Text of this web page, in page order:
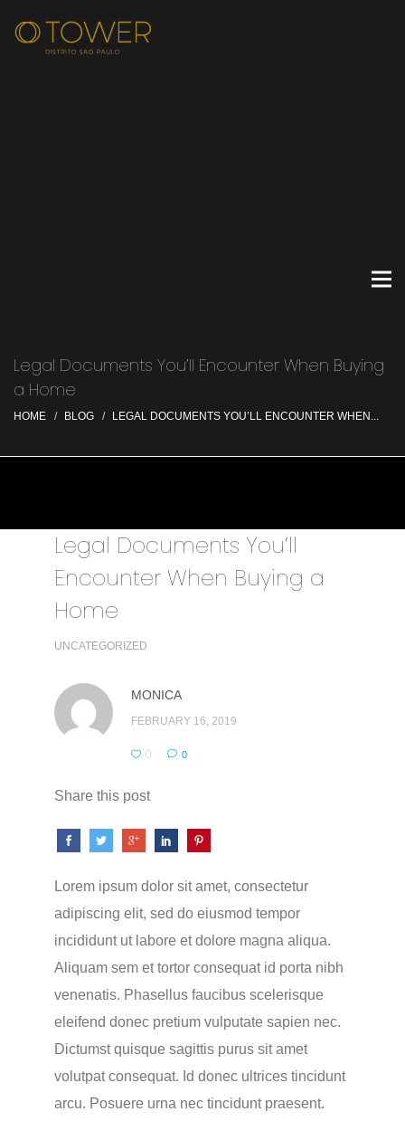
Legal Documents You’ll Encounter When Buying
a Home
HOME BLOG LEGAL DOCUMENTS YOU’LL ENCOUNTER WHEN...
Legal Documents You’ll
Encounter When Buying a
Home
UNCATEGORIZED
MONICA
FEBRUARY 16, 2019
0 0
Share this post
Lorem ipsum dolor sit amet, consectetur
adipiscing elit, sed do eiusmod tempor
incididunt ut labore et dolore magna aliqua.
Aliquam sem et tortor consequat id porta nibh
venenatis. Phasellus faucibus scelerisque
eleifend donec pretium vulputate sapien nec.
Dictumst quisque sagittis purus sit amet
volutpat consequat. Id donec ultrices tincidunt
arcu. Posuere urna nec tincidunt praesent.